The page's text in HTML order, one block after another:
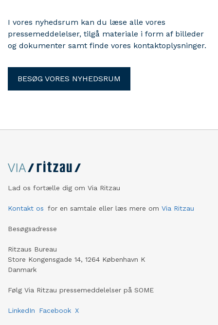
I vores nyhedsrum kan du læse alle vores
pressemeddelelser, tilgå materiale i form af billeder
og dokumenter samt finde vores kontaktoplysninger.
BESØG VORES NYHEDSRUM
Lad os fortælle dig om Via Ritzau
Kontakt os for en samtale eller læs mere om Via Ritzau
Besøgsadresse
Ritzaus Bureau
Store Kongensgade 14, 1264 København K
Danmark
Følg Via Ritzau pressemeddelelser på SOME
LinkedIn Facebook X